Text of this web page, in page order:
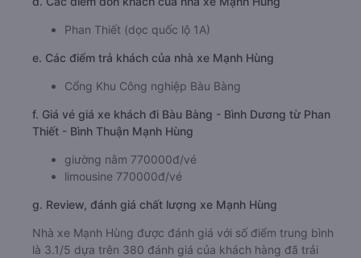
Phan Thiết (dọc quốc lộ 1A)
e. Các điểm trả khách của nhà xe Mạnh Hùng
Cổng Khu Công nghiệp Bàu Bàng
f. Giá vé giá xe khách đi Bàu Bàng - Bình Dương từ Phan
Thiết - Bình Thuận Mạnh Hùng
giường nằm 770000đ/vé
limousine 770000đ/vé
g. Review, đánh giá chất lượng xe Mạnh Hùng
Nhà xe Mạnh Hùng được đánh giá với số điểm trung bình
là 3.1/5 dựa trên 380 đánh giá của khách hàng đã trải